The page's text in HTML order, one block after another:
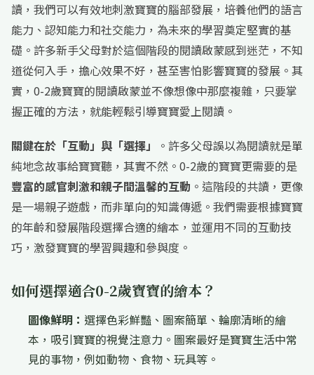
讀，我們可以有效地刺激寶寶的腦部發展，培養他們的語言
能力、認知能力和社交能力，為未來的學習奠定堅實的基
礎。許多新手父母對於這個階段的閱讀啟蒙感到迷茫，不知
道從何入手，擔心效果不好，甚至害怕影響寶寶的發展。其
實，0-2歲寶寶的閱讀啟蒙並不像想像中那麼複雜，只要掌
握正確的方法，就能輕鬆引導寶寶愛上閱讀。
關鍵在於「互動」與「選擇」
。許多父母誤以為閱讀就是單
純地念故事給寶寶聽，其實不然。0-2歲的寶寶更需要的是
豐富的感官刺激和親子間溫馨的互動 。這階段的共讀，更像
是一場親子遊戲，而非單向的知識傳遞。我們需要根據寶寶
的年齡和發展階段選擇合適的繪本，並運用不同的互動技
巧，激發寶寶的學習興趣和參與度。
如何選擇適合0-2歲寶寶的繪本？
圖像鮮明： 選擇色彩鮮豔、圖案簡單、輪廓清晰的繪
本，吸引寶寶的視覺注意力。圖案最好是寶寶生活中常
見的事物，例如動物、食物、玩具等。